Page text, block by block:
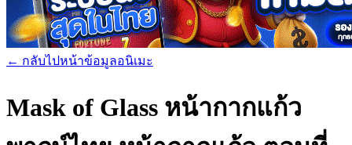
← กลับไปหน้าข้อมูลอนิเมะ
Mask of Glass หน้ากากแก้ว